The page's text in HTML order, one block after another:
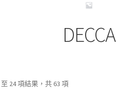
DECCA
24 項結果，共 63 項依